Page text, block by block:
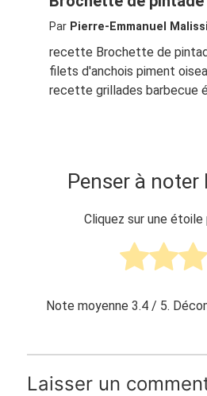
Par Pierre-Emmanuel
recette Brochette de
filets d'anchois piment
recette grillades barbecue
Penser à noter
Cliquez sur une
Note moyenne3.4 / 5.
Laisser un